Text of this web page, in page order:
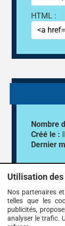
HTML :
Nombre
Créé le :
Dernier
Utilisation
Nos partenaires
telles que les
publicités,
analyser le trafic.